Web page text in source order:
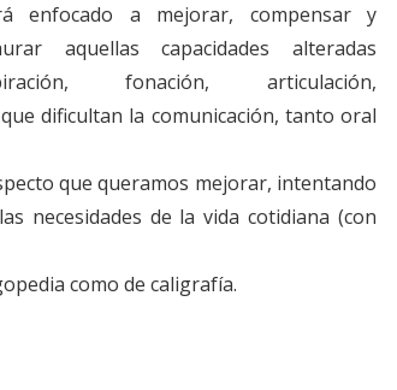
enfocado a mejorar, compensar y
aquellas capacidades alteradas
fonación, articulación,
dificultan la comunicación, tanto oral
que queramos mejorar, intentando
necesidades de la vida cotidiana (con
como de caligrafía.